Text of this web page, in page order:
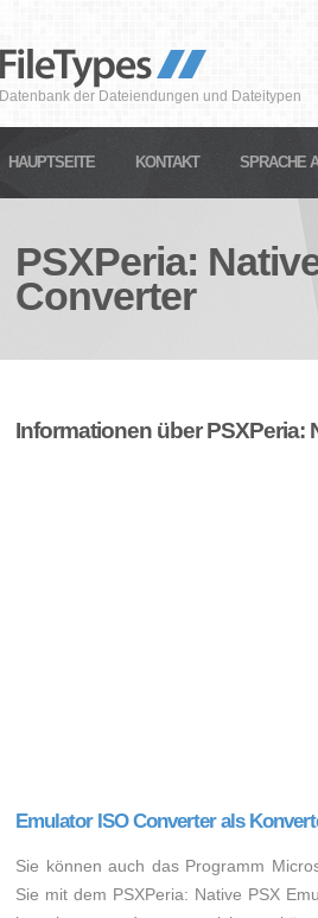
Datenbank der Dateiendungen und Dateitypen
HAUPTSEITE KONTAKT SPRACHE
PSXPeria:
Converter
Informationen über PSXPeria:
Emulator ISO Converter als
Sie können auch das Programm
Sie mit dem PSXPeria: Native PSX